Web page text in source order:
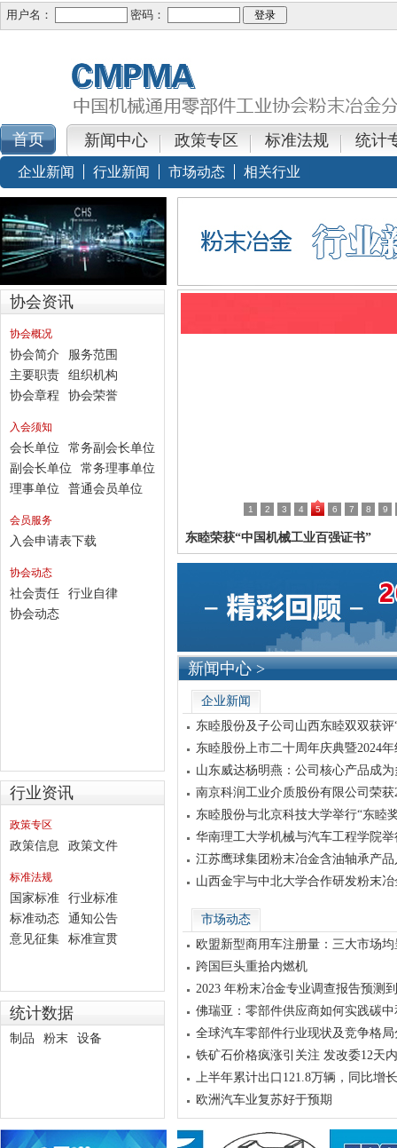
用户名： 密码：
新闻中心 政策专区 标准法规 统计
企业新闻 行业新闻 市场动态 相关行业
协会资讯
协会概况
协会简介
服务范围
主要职责
组织机构
协会章程
协会荣誉
入会须知
会长单位
常务副会长单位
副会长单位
常务理事单位
理事单位
普通会员单位
会员服务
入会申请表下载
协会动态
社会责任
行业自律
协会动态
行业资讯
政策专区
政策信息 政策文件
标准法规
国家标准
行业标准
标准动态
通知公告
意见征集
标准宣贯
统计数据
制品 粉末 设备
9
8
7
6
5
4
3
2
1
东睦荣获“中国机械工业百强证书”
新闻中心 >
企业新闻
东睦股份及子公司山西东睦双双获评
色工厂”
东睦股份上市二十周年庆典暨2024
会圆满落幕
山东威达杨明燕：公司核心产品成
500强企业首选.
南京科润工业介质股份有限公司荣获
技术创新奖
东睦股份与北京科技大学举行“东睦
约仪式
华南理工大学机械与汽车工程学院
学金签约颁奖仪式
江苏鹰球集团粉末冶金含油轴承产品
号”
山西金宇与中北大学合作研发粉末
市场动态
欧盟新型商用车注册量：三大市场
势
跨国巨头重拾内燃机
2023 年粉末冶金专业调查报告预测
佛瑞亚：零部件供应商如何实践碳
全球汽车零部件行业现状及竞争格
整体市场发展势头好
铁矿石价格疯涨引关注 发改委12天
上半年累计出口121.8万辆，同比增
汽车出口驶入快车道
欧洲汽车业复苏好于预期